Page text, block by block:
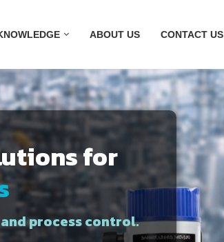
ABOUT US CONTACT US
for
process control.